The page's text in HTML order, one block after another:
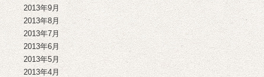
2013年9月
2013年8月
2013年7月
2013年6月
2013年5月
2013年4月